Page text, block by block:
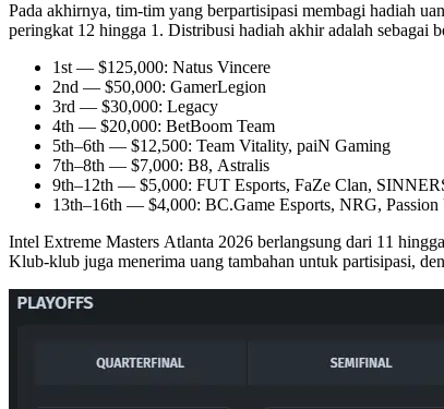
Pada akhirnya, tim-tim yang berpartisipasi membagi hadiah
peringkat 12 hingga 1. Distribusi hadiah akhir adalah sebagai
1st — $125,000: Natus Vincere
2nd — $50,000: GamerLegion
3rd — $30,000: Legacy
4th — $20,000: BetBoom Team
5th–6th — $12,500: Team Vitality, paiN Gaming
7th–8th — $7,000: B8, Astralis
9th–12th — $5,000: FUT Esports, FaZe Clan,
13th–16th — $4,000: BC.Game Esports, NRG,
Intel Extreme Masters Atlanta 2026 berlangsung dari 11
Klub-klub juga menerima uang tambahan untuk partisipasi,